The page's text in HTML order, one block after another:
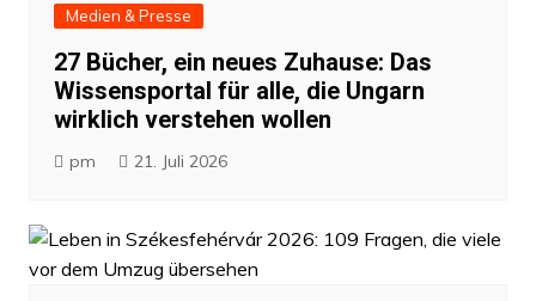
Medien & Presse
27 Bücher, ein neues Zuhause: Das
Wissensportal für alle, die Ungarn
wirklich verstehen wollen
pm 21. Juli 2026